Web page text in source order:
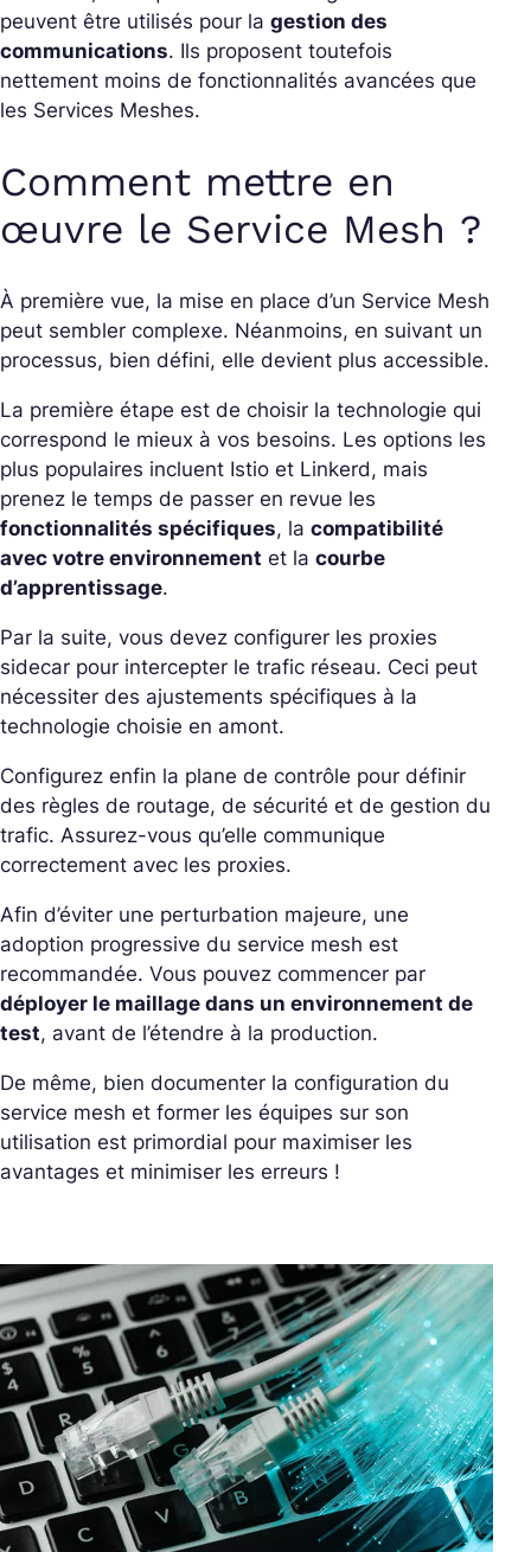
peuvent être utilisés pour la gestion des
communications. Ils proposent toutefois
nettement moins de fonctionnalités avancées que
les Services Meshes.
Comment mettre en
œuvre le Service Mesh ?
À première vue, la mise en place d’un Service Mesh
peut sembler complexe. Néanmoins, en suivant un
processus, bien défini, elle devient plus accessible.
La première étape est de choisir la technologie qui
correspond le mieux à vos besoins. Les options les
plus populaires incluent Istio et Linkerd, mais
prenez le temps de passer en revue les
fonctionnalités spécifiques, la compatibilité
avec votre environnement et la courbe
d’apprentissage.
Par la suite, vous devez configurer les proxies
sidecar pour intercepter le trafic réseau. Ceci peut
nécessiter des ajustements spécifiques à la
technologie choisie en amont.
Configurez enfin la plane de contrôle pour définir
des règles de routage, de sécurité et de gestion du
trafic. Assurez-vous qu’elle communique
correctement avec les proxies.
Afin d’éviter une perturbation majeure, une
adoption progressive du service mesh est
recommandée. Vous pouvez commencer par
déployer le maillage dans un environnement de
test, avant de l’étendre à la production.
De même, bien documenter la configuration du
service mesh et former les équipes sur son
utilisation est primordial pour maximiser les
avantages et minimiser les erreurs !